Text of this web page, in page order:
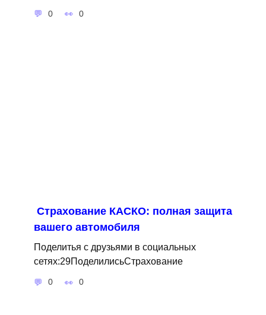
0 0
Страхование КАСКО: полная защита
вашего автомобиля
Поделитья с друзьями в социальных
сетях:29ПоделилисьСтрахование
0 0